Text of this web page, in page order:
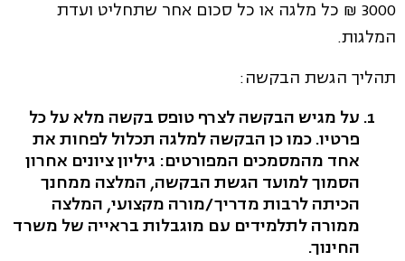
3000 ₪ כל מלגה או כל סכום אחר שתחליט ועדת
המלגות.
תהליך הגשת הבקשה:
על מגיש הבקשה לצרף טופס בקשה מלא על כל
פרטיו. כמו כן הבקשה למלגה תכלול לפחות את
אחד מהמסמכים המפורטים: גיליון ציונים אחרון
הסמוך למועד הגשת הבקשה, המלצה ממחנך
הכיתה לרבות מדריך/מורה מקצועי, המלצה
ממורה לתלמידים עם מוגבלות בראייה של משרד
החינוך.